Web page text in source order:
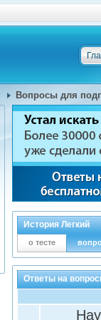
Вопросы для
История Легкий
о тесте
Ответы на